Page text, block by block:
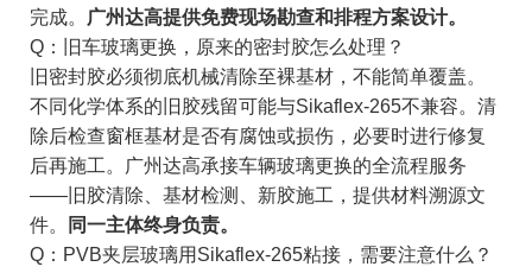
完成。
广州达高提供免费现场勘查和排程方案设计。
Q：旧车玻璃更换，原来的密封胶怎么处理？
旧密封胶必须彻底机械清除至裸基材，不能简单覆盖。
不同化学体系的旧胶残留可能与Sikaflex-265不兼容。清
除后检查窗框基材是否有腐蚀或损伤，必要时进行修复
后再施工。广州达高承接车辆玻璃更换的全流程服务
——旧胶清除、基材检测、新胶施工，提供材料溯源文
件。
同一主体终身负责。
Q：PVB夹层玻璃用Sikaflex-265粘接，需要注意什么？